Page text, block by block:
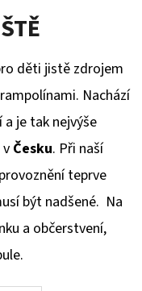
děti jistě zdrojem
Nachází
a je tak nejvýše
Česku. Při naší
teprve
být nadšené. Na
a občerstvení,